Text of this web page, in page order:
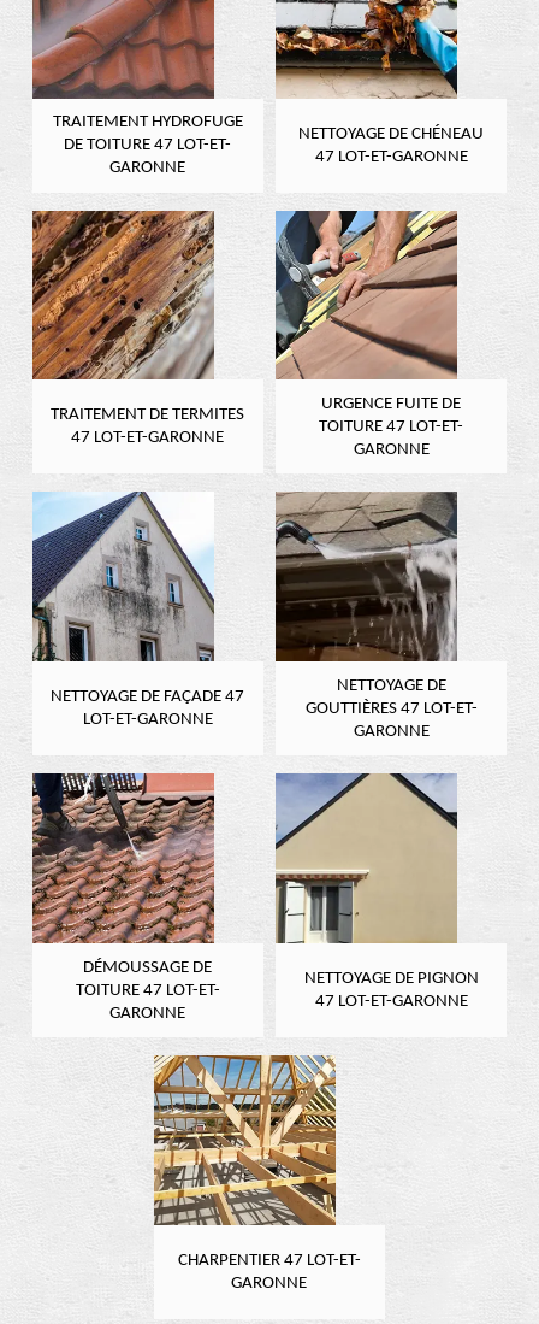
TRAITEMENT HYDROFUGE
DE TOITURE 47 LOT-ET-
GARONNE
NETTOYAGE DE CHÉNEAU
47 LOT-ET-GARONNE
TRAITEMENT DE TERMITES
47 LOT-ET-GARONNE
URGENCE FUITE DE
TOITURE 47 LOT-ET-
GARONNE
NETTOYAGE DE FAÇADE 47
LOT-ET-GARONNE
NETTOYAGE DE
GOUTTIÈRES 47 LOT-ET-
GARONNE
DÉMOUSSAGE DE
TOITURE 47 LOT-ET-
GARONNE
NETTOYAGE DE PIGNON
47 LOT-ET-GARONNE
CHARPENTIER 47 LOT-ET-
GARONNE